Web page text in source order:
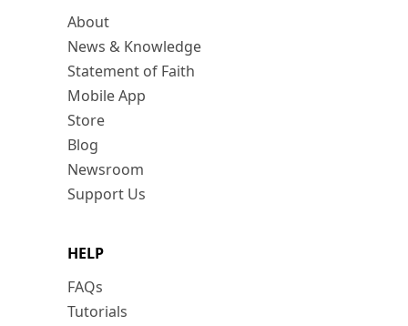
About
News & Knowledge
Statement of Faith
Mobile App
Store
Blog
Newsroom
Support Us
HELP
FAQs
Tutorials